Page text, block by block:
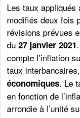
Les taux
modifiés deux fois
révisions prévues
du27 janvier 2021
compte l’inflation
taux
économiques. Le
en fonction de
arrondie à l’unité